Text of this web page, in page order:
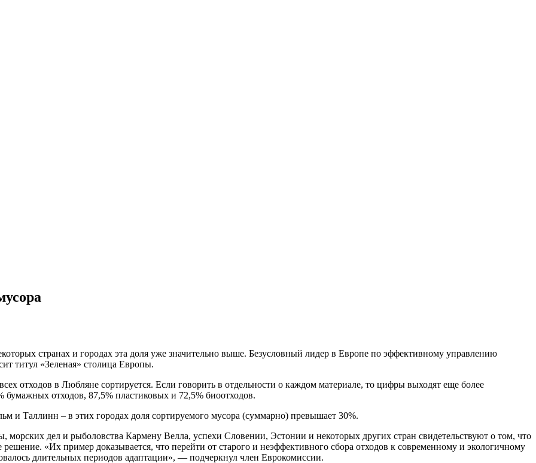
странах и городах эта доля уже значительно выше. Безусловный лидер в Европе по эффективному управлению
титул «Зеленая» столица Европы.
отходов в Любляне сортируется. Если говорить в отдельности о каждом материале, то цифры выходят еще более
отходов, 87,5% пластиковых и 72,5% биоотходов.
и Таллинн – в этих городах доля сортируемого мусора (суммарно) превышает 30%.
дел и рыболовства Кармену Велла, успехи Словении, Эстонии и некоторых других стран свидетельствуют о том, что
«Их пример доказывается, что перейти от старого и неэффективного сбора отходов к современному и экологичному
длительных периодов адаптации», — подчеркнул член Еврокомиссии.